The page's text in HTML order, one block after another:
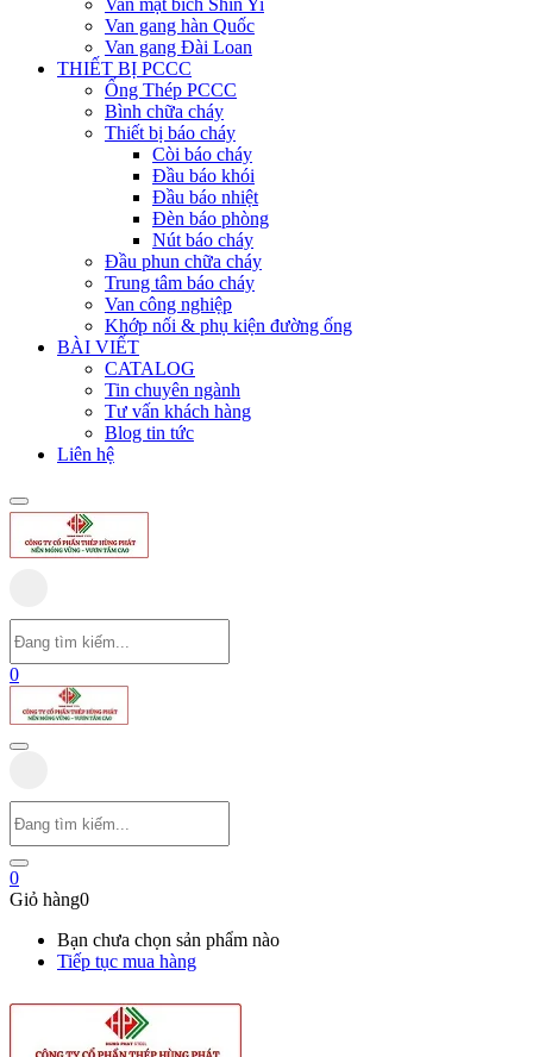
Van mặt bích Shin Yi
Van gang hàn Quốc
Van gang Đài Loan
THIẾT BỊ PCCC
Ống Thép PCCC
Bình chữa cháy
Thiết bị báo cháy
Còi báo cháy
Đầu báo khói
Đầu báo nhiệt
Đèn báo phòng
Nút báo cháy
Đầu phun chữa cháy
Trung tâm báo cháy
Van công nghiệp
Khớp nối & phụ kiện đường ống
BÀI VIẾT
CATALOG
Tin chuyên ngành
Tư vấn khách hàng
Blog tin tức
Liên hệ
0
0
Giỏ hàng0
Bạn chưa chọn sản phẩm nào
Tiếp tục mua hàng